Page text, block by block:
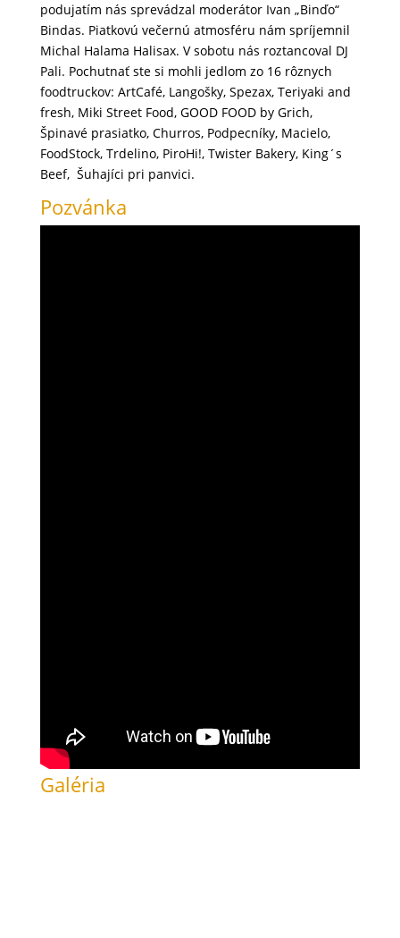
podujatím nás sprevádzal moderátor Ivan „Binďo“
Bindas. Piatkovú večernú atmosféru nám spríjemnil
Michal Halama Halisax. V sobotu nás roztancoval DJ
Pali. Pochutnať ste si mohli jedlom zo 16 rôznych
foodtruckov: ArtCafé, Langošky, Spezax, Teriyaki and
fresh, Miki Street Food, GOOD FOOD by Grich,
Špinavé prasiatko, Churros, Podpecníky, Macielo,
FoodStock, Trdelino, PiroHi!, Twister Bakery, King´s
Beef, Šuhajíci pri panvici.
Pozvánka
Galéria